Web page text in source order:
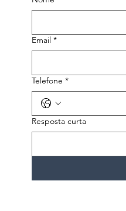
Email *
Telefone *
Resposta curta